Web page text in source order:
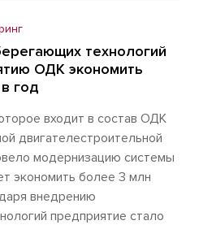
технологий
ОДК экономить
год
входит в состав ОДК
двигателестроительной
модернизацию системы
экономить более 3 млн
внедрению
предприятие стало